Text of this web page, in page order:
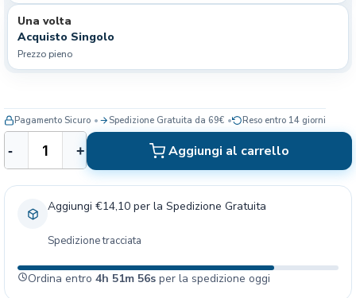
Una volta
Acquisto Singolo
Prezzo pieno
i
t
a
e
a
- + Aggiungi al carrello
Pagamento Sicuro Spedizione Gratuita da 69€ Reso entro 14 giorni
Aggiungi €14,10 per la Spedizione Gratuita
Spedizione tracciata
Ordina entro 4h 51m 55s per la spedizione oggi